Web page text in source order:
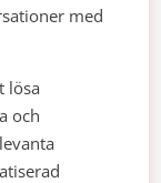
med
lösa
och